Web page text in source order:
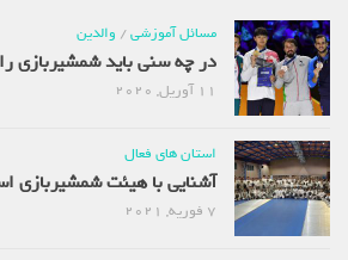
مسائل آموزشی/والدین
در چه سنی باید شمشیربازی را
استان های فعال
آشنایی با هیئت شمشیربازی